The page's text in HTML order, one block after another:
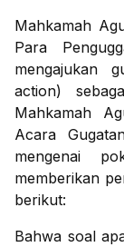
Mahkamah
Para
mengajukan
action)
Mahkamah
Acara
mengenai
memberikan
berikut:
Bahwa soal